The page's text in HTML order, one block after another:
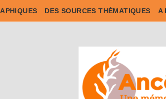
DES SOURCES THÉMATIQUES A